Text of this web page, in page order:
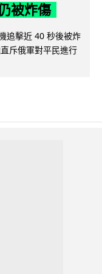
被炸傷
追擊近 40 秒後被炸
斥俄軍對平民進行